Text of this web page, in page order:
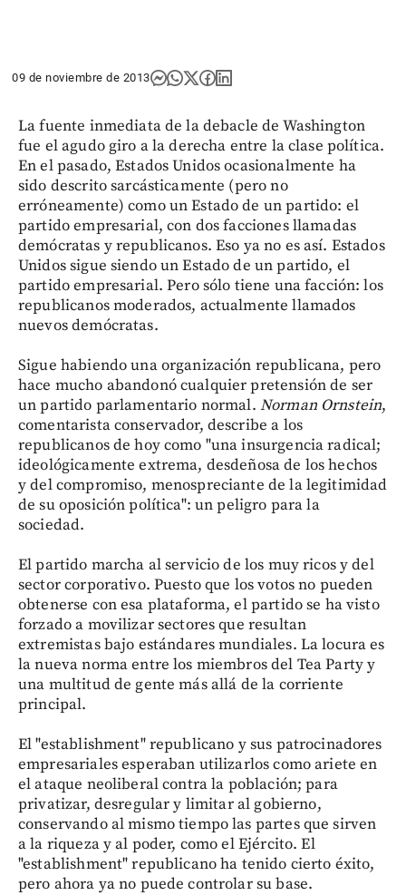
09 de noviembre de 2013
La fuente inmediata de la debacle de Washington
fue el agudo giro a la derecha entre la clase política.
En el pasado, Estados Unidos ocasionalmente ha
sido descrito sarcásticamente (pero no
erróneamente) como un Estado de un partido: el
partido empresarial, con dos facciones llamadas
demócratas y republicanos. Eso ya no es así. Estados
Unidos sigue siendo un Estado de un partido, el
partido empresarial. Pero sólo tiene una facción: los
republicanos moderados, actualmente llamados
nuevos demócratas.
Sigue habiendo una organización republicana, pero
hace mucho abandonó cualquier pretensión de ser
un partido parlamentario normal. Norman Ornstein,
comentarista conservador, describe a los
republicanos de hoy como "una insurgencia radical;
ideológicamente extrema, desdeñosa de los hechos
y del compromiso, menospreciante de la legitimidad
de su oposición política": un peligro para la
sociedad.
El partido marcha al servicio de los muy ricos y del
sector corporativo. Puesto que los votos no pueden
obtenerse con esa plataforma, el partido se ha visto
forzado a movilizar sectores que resultan
extremistas bajo estándares mundiales. La locura es
la nueva norma entre los miembros del Tea Party y
una multitud de gente más allá de la corriente
principal.
El "establishment" republicano y sus patrocinadores
empresariales esperaban utilizarlos como ariete en
el ataque neoliberal contra la población; para
privatizar, desregular y limitar al gobierno,
conservando al mismo tiempo las partes que sirven
a la riqueza y al poder, como el Ejército. El
"establishment" republicano ha tenido cierto éxito,
pero ahora ya no puede controlar su base.